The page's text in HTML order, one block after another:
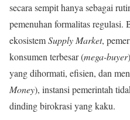
secara sempit hanya sebagai
pemenuhan formalitas regulasi.
ekosistemSupply Market,
konsumen terbesar (mega-buyer
yang dihormati, efisien, dan
Money), instansi pemerintah
dinding birokrasi yang kaku.